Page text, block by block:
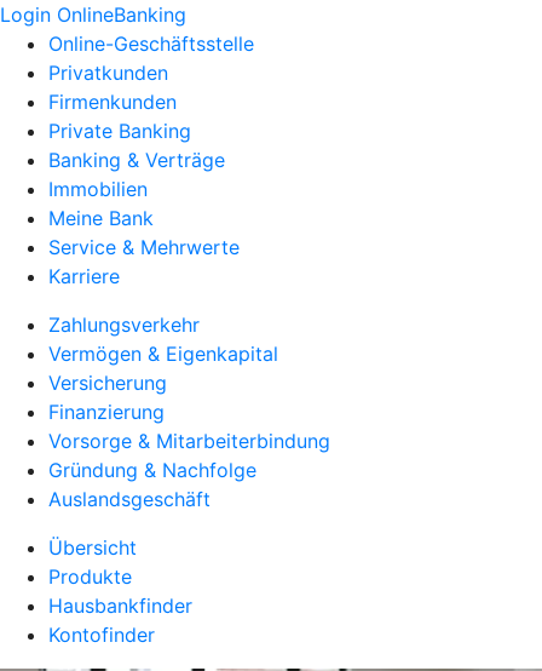
Login OnlineBanking
Online-Geschäftsstelle
Privatkunden
Firmenkunden
Private Banking
Banking & Verträge
Immobilien
Meine Bank
Service & Mehrwerte
Karriere
Zahlungsverkehr
Vermögen & Eigenkapital
Versicherung
Finanzierung
Vorsorge & Mitarbeiterbindung
Gründung & Nachfolge
Auslandsgeschäft
Übersicht
Produkte
Hausbankfinder
Kontofinder